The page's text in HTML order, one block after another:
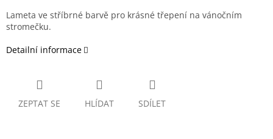
Lameta ve stříbrné barvě pro krásné třepení na vánočním
stromečku.
Detailní informace
ZEPTAT SE HLÍDAT SDÍLET